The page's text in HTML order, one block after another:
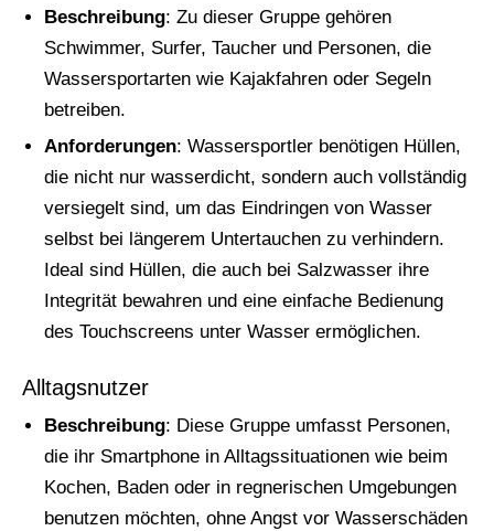
Beschreibung: Zu dieser Gruppe gehören
Schwimmer, Surfer, Taucher und Personen, die
Wassersportarten wie Kajakfahren oder Segeln
betreiben.
Anforderungen: Wassersportler benötigen Hüllen,
die nicht nur wasserdicht, sondern auch vollständig
versiegelt sind, um das Eindringen von Wasser
selbst bei längerem Untertauchen zu verhindern.
Ideal sind Hüllen, die auch bei Salzwasser ihre
Integrität bewahren und eine einfache Bedienung
des Touchscreens unter Wasser ermöglichen.
Alltagsnutzer
Beschreibung: Diese Gruppe umfasst Personen,
die ihr Smartphone in Alltagssituationen wie beim
Kochen, Baden oder in regnerischen Umgebungen
benutzen möchten, ohne Angst vor Wasserschäden